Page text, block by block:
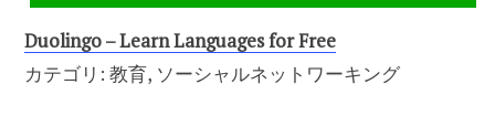
Duolingo – Learn Languages for Free
カテゴリ: 教育, ソーシャルネットワーキング